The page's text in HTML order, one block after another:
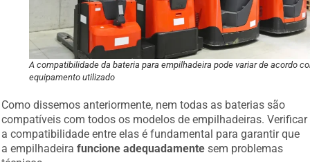
A compatibilidade da bateria para empilhadeira pode variar de acordo
equipamento utilizado
Como dissemos anteriormente, nem todas as baterias são
compatíveis com todos os modelos de empilhadeiras. Verificar
a compatibilidade entre elas é fundamental para garantir que
a empilhadeirafuncione adequadamentesem problemas
técnicos.